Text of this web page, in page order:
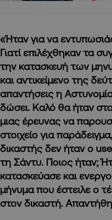
«Ήταν για να
Γιατί επιλέχθηκαν τα
την κατασκευή των
και αντικείμενο της
απαντήσεις η
δώσει. Καλό θα ήταν
μιας έρευνας να
στοιχείο για
δικαστής δεν ήταν ο
τη Σάντυ. Ποιος ήταν;
κατασκεύασε και
μήνυμα που έστειλε ο
στον δικαστή.